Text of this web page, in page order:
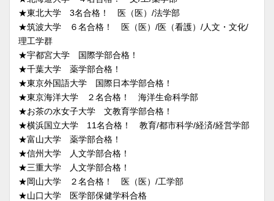
★東北大学 3名合格！ 医（医）/法学部
★筑波大学 ６名合格！ 医（医）/医（看護）/人文・文化/
理工学群
★宇都宮大学 国際学部合格！
★千葉大学 薬学部合格！
★東京外国語大学 国際日本学部合格！
★東京海洋大学 ２名合格！ 海洋生命科学部
★お茶の水女子大学 文教育学部合格！
★横浜国立大学 11名合格！ 教育/都市科学/経済/経営学部
★富山大学 薬学部合格！
★信州大学 人文学部合格！
★三重大学 人文学部合格！
★岡山大学 ２名合格！ 医（医）/工学部
★山口大学 医学部保健学科合格